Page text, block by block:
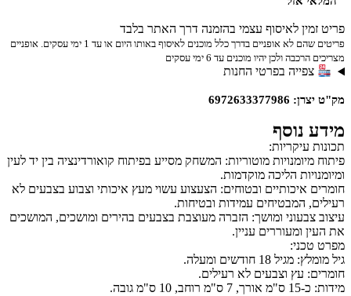
לב.
לאיסוף עצמי בהזמנה דרך האתר בלבד
פריטים שהם לא אופניים בדרך כלל מוכנים לאיסוף באותו היום או עד 1 ימי עסקים. אופניים
ולכן יהיו מוכנים עד 6 ימי עסקים
בפרטי החנות
מוטוריות: המשחק מסייע בפיתוח קואורדינציה בין יד לעין
הליכה מוקדמות.
איכותיים ובטוחים: הצעצוע עשוי מעץ איכותי וצבוע בצבעים לא
המבטיחים עמידות ובטיחות.
ומושך: הזברה מעוצבת בצבעים בהירים ומושכים, המושכים
ומעוררים עניין.
חודשים ומעלה.
עץ וצבעים לא רעילים.
גובה.